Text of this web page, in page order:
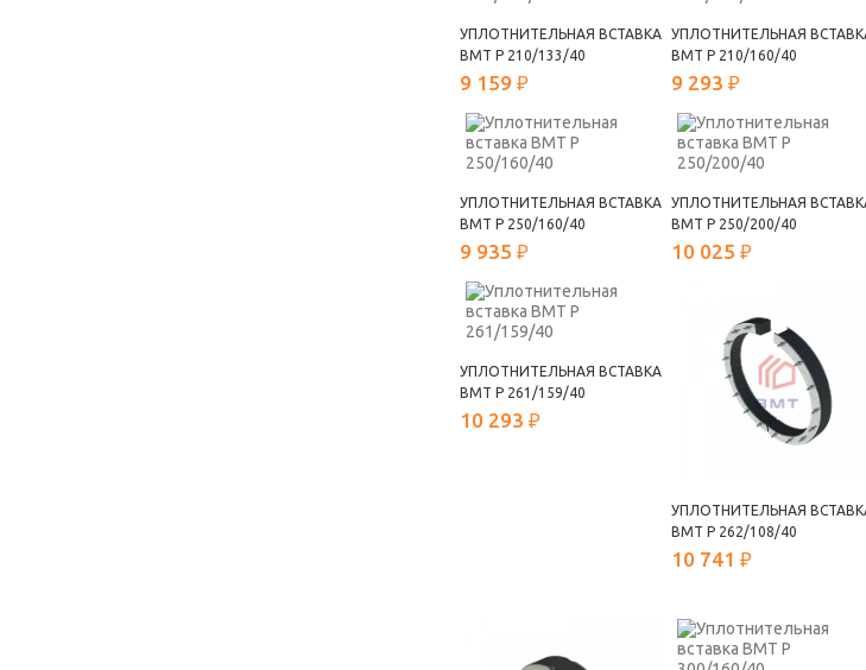
УПЛОТНИТЕЛЬНАЯ ВСТАВКА
ВМТ Р 210/133/40
9 159 ₽
УПЛОТНИТЕЛЬНАЯ
ВМТ Р 210/160/40
9 293 ₽
УПЛОТНИТЕЛЬНАЯ ВСТАВКА
ВМТ Р 250/160/40
9 935 ₽
УПЛОТНИТЕЛЬНАЯ
ВМТ Р 250/200/40
10 025 ₽
УПЛОТНИТЕЛЬНАЯ ВСТАВКА
ВМТ Р 261/159/40
10 293 ₽
УПЛОТНИТЕЛЬНАЯ
ВМТ Р 262/108/40
10 741 ₽